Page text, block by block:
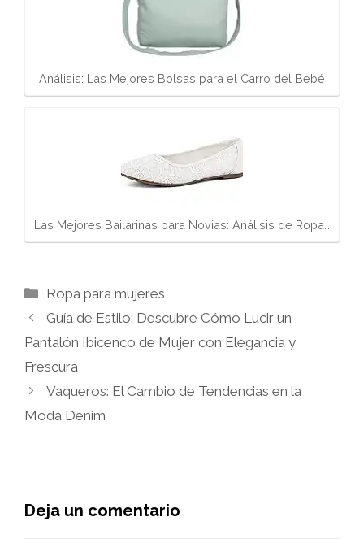
Análisis: Las Mejores Bolsas para el Carro del Bebé
Las Mejores Bailarinas para Novias: Análisis de Ropa…
Categorías
Ropa para mujeres
Guía de Estilo: Descubre Cómo Lucir un
Pantalón Ibicenco de Mujer con Elegancia y
Frescura
Vaqueros: El Cambio de Tendencias en la
Moda Denim
Deja un comentario